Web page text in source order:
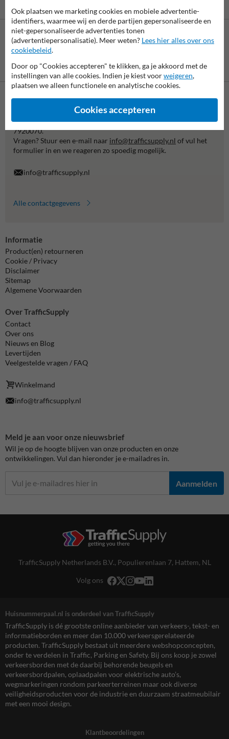
Betaling achteraf
is mogelijk
Neem contact met ons op
Wij zijn op werkdagen (van 8.00 tot 17.00) te bereiken op 038-
7920070.
Vragen? Stuur een e-mail naar info@trafficsupply.nl of vul het
formulier in en we reageren zo spoedig mogelijk.
info@trafficsupply.nl
Alle contactgegevens
Informatie
Product(en) retourneren
Cookie / Privacy
Disclaimer
Sitemap
Algemene Voorwaarden
Over TrafficSupply
Contact
Over ons
Nieuws en Blog
Levertijden
Veelgestelde vragen / FAQ
Winkelmand
info@trafficsupply.nl
Meld je aan voor onze nieuwsbrief
Wil je op de hoogte blijven van onze producten en onze
ontwikkelingen. Vul dan hieronder je e-mailadres in.
Aanmelden
TrafficSupply Netherlands B.V., Populierenlaan 7, Hattem, NL
Volg ons
Huisnummerpaal.nl is onderdeel van TrafficSupply
TrafficSupply is dé grootste online aanbieder van verkeers-, tekst- en
informatieborden en meer dan 10.000 verkeersgerelateerde
producten. TrafficSupply bestaat uit meerdere webshopconcepten,
onder te verdelen in Traffic, Parking en Safety. Bij ons koop je zowel
verkeersborden met de daarbij behorende beugels en
verkeersbordpalen, oplaadpalen voor elektrische auto’s,
wegmarkeringen rondom parkeerterreinen maar ook diverse
veiligheidsproducten voor de industrie en duurzaam straatmeubilair
met een mooi design.
Klantbeoordelingen
Ook plaatsen we marketing cookies en mobiele advertentie-
identifiers, waarmee wij en derde partijen gepersonaliseerde en
niet-gepersonaliseerde advertenties tonen
(advertentiepersonalisatie). Meer weten? Lees hier alles over ons
cookiebeleid.
Door op "Cookies accepteren" te klikken, ga je akkoord met de
instellingen van alle cookies. Indien je kiest voorweigeren,
plaatsen we alleen functionele en analytische cookies.
Cookies accepteren